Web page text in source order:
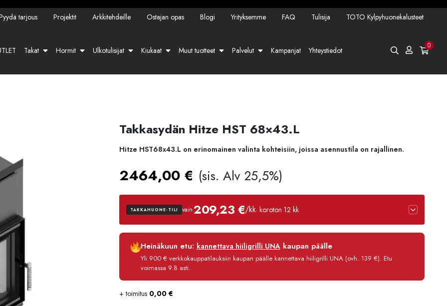
tarjous Projektit Arkkitehdeille Ostajan opas Blogi Yrityksemme FAQ Tulisija TOTO Kylpyhuonekalusteet
Takat Hormit Ulkotulisijat Kiukaat Muut tuotteet Palvelut Kampanjat Yhteystiedot 0
Takkasydän Hitze HST 68×43.L
Hitze HST68x43.L on erinomainen valinta kohteisiin, joissa asennustila on rajallinen.
2464,00 € (sis. Alv 25,5%)
TAKKAHUONE-TILI vain209,23 €/kk· koroton 12 kk
Luottoaika
Korko
Käsittelymaksu
Heinäkuun etu: kannettava hiiligrilli UNAkaupan päälle
Yli 900 € verkkokauppatilauksiin kaupan päälle kannettava hiiligrilli UNA (ovh. 139 €). Etu
voimassa 9.8 asti.
+ toimitus 0,00 €